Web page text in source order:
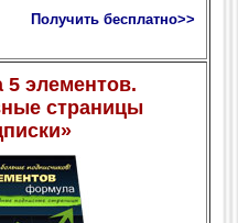
Получить бесплатно>>
элементов.
страницы